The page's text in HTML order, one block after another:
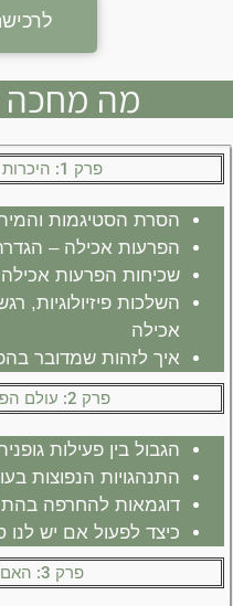
מה מחכה
פרק 1: היכרות עם הפרעות אכילה
הסרת הסטיגמות
הפרעות אכילה – הגדרה
שכיחות הפרעות אכילה
השלכות פיזיולוגיות,
אכילה
איך לזהות שמדובר
פרק 2: עולם הפיטנס ופעילות גופנית
הגבול בין פעילות
התנהגויות הנפוצות
דוגמאות להחרפה
כיצד לפעול אם יש לנו
פרק 3: האם יש סיבה לדאגה